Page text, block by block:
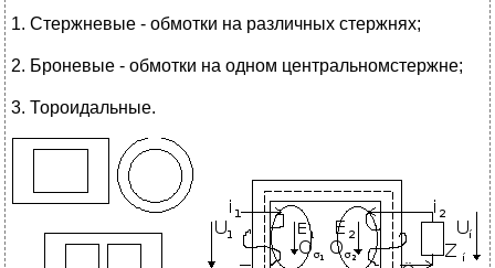
1. Стержневые - обмотки на различных стержнях;
2. Броневые - обмотки на одном центральномстержне;
3. Тороидальные.